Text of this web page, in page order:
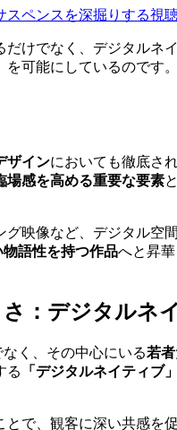
スペンスを深掘りする視
けでなく、デジタルネ
可能にしているのです
ザインにおいても徹底さ
場感を高める重要な要素
グ映像など、デジタル空
物語性を持つ作品へと昇
：デジタルネ
く、その中心にいる若
る
「デジタルネイティブ
とで、観客に深い共感を